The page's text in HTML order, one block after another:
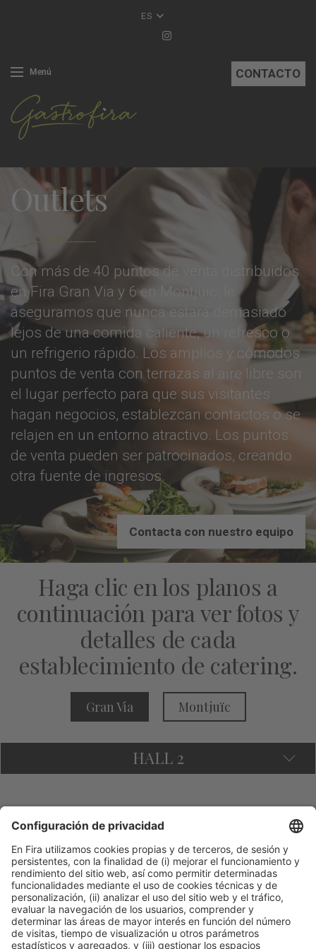
ES
Menú CONTACTO
Outlets
Con más de 40 puntos de venta distribuidos
en Fira Gran Via y 6 en Montjuic, le
aseguramos que nunca estará demasiado
lejos de una comida caliente, un refresco o
un refrigerio rápido. Los amplios y cómodos
puntos de venta con terrazas al aire libre son
el lugar perfecto para que sus visitantes
hagan negocios, establezcan contactos o se
relajen en un entorno atractivo. Los puntos
de venta pueden ser patrocinados, creando
otra fuente de ingresos.
Contacta con nuestro equipo
Haga clic en los planos a
continuación para ver fotos y
detalles de cada
establecimiento de catering.​
Gran Via Montjuïc
HALL 2
Hall 2